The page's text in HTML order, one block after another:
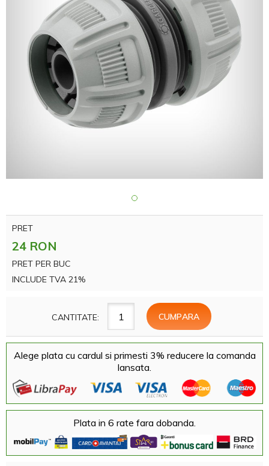
PRET
24 RON
PRET PER BUC
INCLUDE TVA 21%
CANTITATE:
Alege plata cu cardul si primesti 3% reducere la comanda
lansata.
Plata in 6 rate fara dobanda.